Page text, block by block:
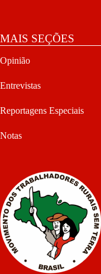
MAIS SEÇÕES
Opinião
Entrevistas
Reportagens Especiais
Notas